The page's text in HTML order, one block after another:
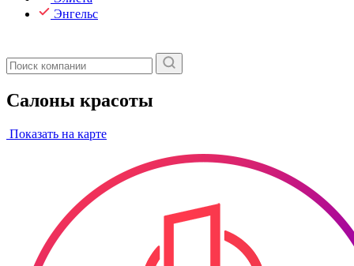
Энгельс
Салоны красоты
Показать на карте